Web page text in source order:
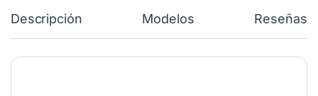
Descripción Modelos Reseñas